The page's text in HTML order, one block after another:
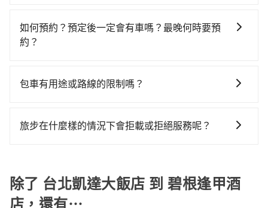
乘與等車上，現在還不馬上來預約tripool！如果你僅有
兩位乘車，也可參考tripool的拼車共乘服務，最多可再
差的車款，如果人數超過四位，更是沒有較大的七人座
或九人座可供選擇，而且無人租車最令人詬病的就是車
樣。另外，偶爾也會遇到明明已經預約了時間但上一位
小的風險。最後，雖然路邊隨租隨還看似方便，但實際
店的最佳選擇。
帳，完全符合台灣的法律規範。
趟車的資訊，所以如果需要來回叫車，請分兩筆訂單預
定。至於價格已經市場最優惠，並無特別針對來回車趟
如何預約？預定後一定會有車嗎？最晚何時要預
約？
送服務，可直接線上輸入上下車地點或地址，三秒內即
收到簡訊以及電子郵件確認信，如此就完成預約了，而
價，如臨時需要，前一天傍晚五點前仍會收單，最遲如
當天下午過後乘車，四小時前仍能預約。
包車有用途或路線的限制嗎？
任何地方，只要是長途交通且途中遵守台灣法律，無論
班，或者任何跨縣市接送的需求，tripool都能滿足你。
乘車前一天下午五點以前完成預約，隔天保證出車。如
旅步在什麼樣的情況下會拒載或拒絕服務呢？
訂購時填寫的數量。請務必確實填寫當日實際攜帶的行
李及乘坐的總人數，包含成人及兒童／嬰幼兒。 2) 孩童
除了 台北凱達大飯店 到 碧根逢甲酒
店，還有⋯